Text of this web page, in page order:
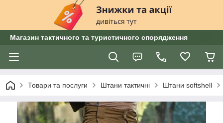
Магазин тактичного та туристичного спорядження
Товари та послуги Штани тактичні Штани softshell